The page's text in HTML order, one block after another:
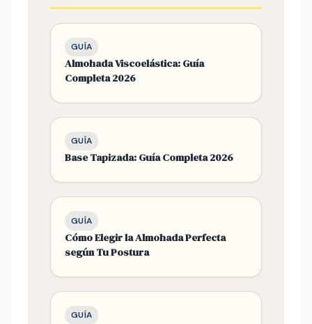
GUÍA
Almohada Viscoelástica: Guía
Completa 2026
GUÍA
Base Tapizada: Guía Completa 2026
GUÍA
Cómo Elegir la Almohada Perfecta
según Tu Postura
GUÍA